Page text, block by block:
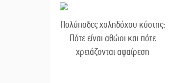
Πολύποδες χοληδόχου κύστης:
Πότε είναι αθώοι και πότε
χρειάζονται αφαίρεση